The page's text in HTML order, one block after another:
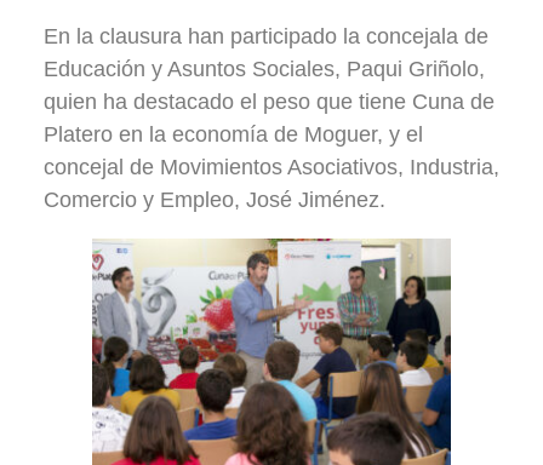
En la clausura han participado la concejala de
Educación y Asuntos Sociales, Paqui Griñolo,
quien ha destacado el peso que tiene Cuna de
Platero en la economía de Moguer, y el
concejal de Movimientos Asociativos, Industria,
Comercio y Empleo, José Jiménez.